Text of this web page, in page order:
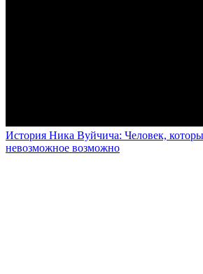
История Ника Вуйчича: Человек,
невозможное возможно